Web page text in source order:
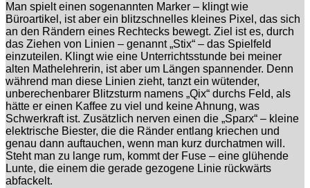
Man spielt einen sogenannten Marker – klingt wie
Büroartikel, ist aber ein blitzschnelles kleines Pixel, das sich
an den Rändern eines Rechtecks bewegt. Ziel ist es, durch
das Ziehen von Linien – genannt „Stix“ – das Spielfeld
einzuteilen. Klingt wie eine Unterrichtsstunde bei meiner
alten Mathelehrerin, ist aber um Längen spannender. Denn
während man diese Linien zieht, tanzt ein wütender,
unberechenbarer Blitzsturm namens „Qix“ durchs Feld, als
hätte er einen Kaffee zu viel und keine Ahnung, was
Schwerkraft ist. Zusätzlich nerven einen die „Sparx“ – kleine
elektrische Biester, die die Ränder entlang kriechen und
genau dann auftauchen, wenn man kurz durchatmen will.
Steht man zu lange rum, kommt der Fuse – eine glühende
Lunte, die einem die gerade gezogene Linie rückwärts
abfackelt.